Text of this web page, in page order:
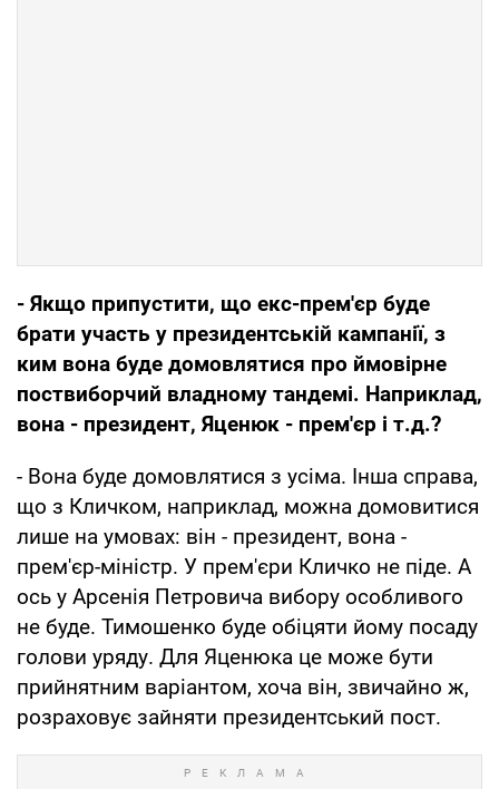
- Якщо припустити, що екс-прем'єр буде
брати участь у президентській кампанії, з
ким вона буде домовлятися про ймовірне
поствиборчий владному тандемі. Наприклад,
вона - президент, Яценюк - прем'єр і т.д.?
- Вона буде домовлятися з усіма. Інша справа,
що з Кличком, наприклад, можна домовитися
лише на умовах: він - президент, вона -
прем'єр-міністр. У прем'єри Кличко не піде. А
ось у Арсенія Петровича вибору особливого
не буде. Тимошенко буде обіцяти йому посаду
голови уряду. Для Яценюка це може бути
прийнятним варіантом, хоча він, звичайно ж,
розраховує зайняти президентський пост.